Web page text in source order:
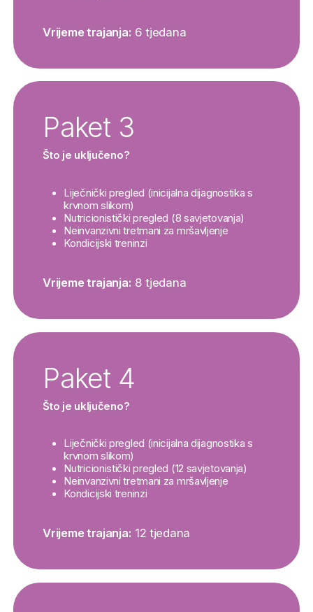
Vrijeme trajanja: 6 tjedana
Paket 3
Što je uključeno?
Liječnički pregled (inicijalna dijagnostika s
krvnom slikom)
Nutricionistički pregled (8 savjetovanja)
Neinvanzivni tretmani za mršavljenje
Kondicijski treninzi
Vrijeme trajanja: 8 tjedana
Paket 4
Što je uključeno?
Liječnički pregled (inicijalna dijagnostika s
krvnom slikom)
Nutricionistički pregled (12 savjetovanja)
Neinvanzivni tretmani za mršavljenje
Kondicijski treninzi
Vrijeme trajanja: 12 tjedana